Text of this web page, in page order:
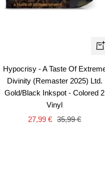
+
Hypocrisy - A Taste Of
Divinity (Remaster 2025) Ltd.
Gold/Black Inkspot - Colored 2
Vinyl
Precio
27,99 € Precio
35,99 €